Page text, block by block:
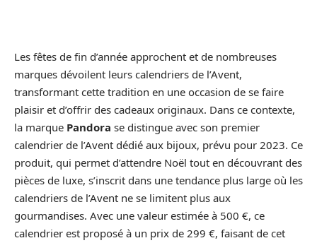
Les fêtes de fin d’année approchent et de nombreuses
marques dévoilent leurs calendriers de l’Avent,
transformant cette tradition en une occasion de se faire
plaisir et d’offrir des cadeaux originaux. Dans ce contexte,
la marque Pandora se distingue avec son premier
calendrier de l’Avent dédié aux bijoux, prévu pour 2023. Ce
produit, qui permet d’attendre Noël tout en découvrant des
pièces de luxe, s’inscrit dans une tendance plus large où les
calendriers de l’Avent ne se limitent plus aux
gourmandises. Avec une valeur estimée à 500 €, ce
calendrier est proposé à un prix de 299 €, faisant de cet